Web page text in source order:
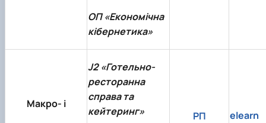
ОП «Економічна
кібернетика»
Макро- і
J2 «Готельно-
ресторанна
справа та
кейтеринг»
РП elearn